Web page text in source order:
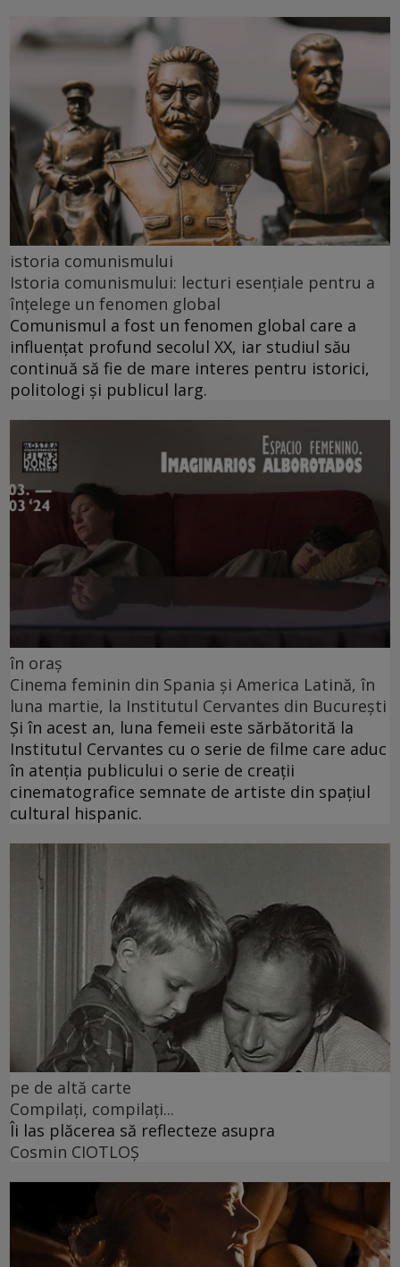
istoria comunismului
Istoria comunismului: lecturi esențiale pentru a
înțelege un fenomen global
Comunismul a fost un fenomen global care a
influențat profund secolul XX, iar studiul său
continuă să fie de mare interes pentru istorici,
politologi și publicul larg.
în oraș
Cinema feminin din Spania și America Latină, în
luna martie, la Institutul Cervantes din București
Și în acest an, luna femeii este sărbătorită la
Institutul Cervantes cu o serie de filme care aduc
în atenția publicului o serie de creații
cinematografice semnate de artiste din spațiul
cultural hispanic.
pe de altă carte
Compilați, compilați...
Îi las plăcerea să reflecteze asupra
Cosmin CIOTLOŞ